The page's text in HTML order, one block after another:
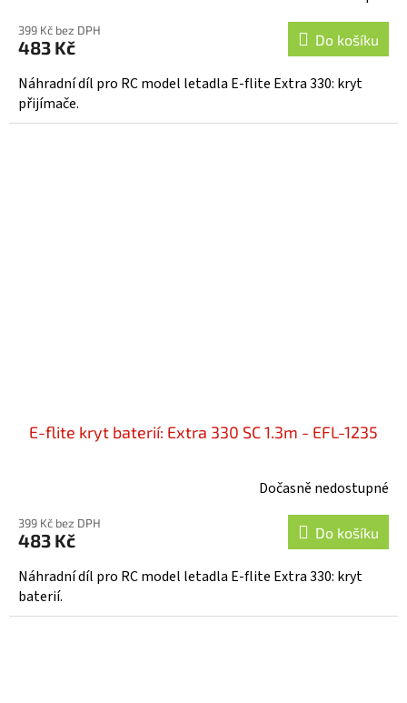
399 Kč bez DPH
483 Kč Do košíku
Náhradní díl pro RC model letadla E-flite Extra 330: kryt
přijímače.
E-flite kryt baterií: Extra 330 SC 1.3m - EFL-1235
Dočasně nedostupné
399 Kč bez DPH
483 Kč Do košíku
Náhradní díl pro RC model letadla E-flite Extra 330: kryt
baterií.